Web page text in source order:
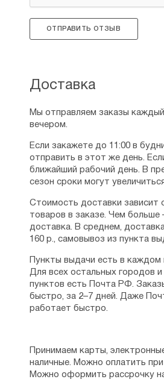
ОТПРАВИТЬ ОТЗЫВ
Доставка
Мы отправляем заказы
вечером.
Если закажете до 11:00 в
отправить в этот же день.
ближайший рабочий день. В
сезон сроки могут
Стоимость доставки зависит
товаров в заказе. Чем
доставка. В среднем,
160 р., самовывоз из пункта
Пункты выдачи есть в каждом
Для всех остальных городов и
пунктов есть Почта РФ.
быстро, за 2–7 дней. Даже
работает быстро.
Принимаем карты,
наличные. Можно оплатить при
Можно оформить рассрочку